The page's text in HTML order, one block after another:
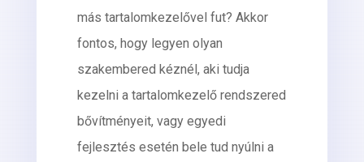
más tartalomkezelővel fut? Akkor
fontos, hogy legyen olyan
szakembered kéznél, aki tudja
kezelni a tartalomkezelő rendszered
bővítményeit, vagy egyedi
fejlesztés esetén bele tud nyúlni a